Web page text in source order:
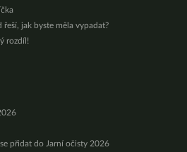
řeší, jak byste měla vypadat?
rozdíl!
přidat do Jarní očisty 2026